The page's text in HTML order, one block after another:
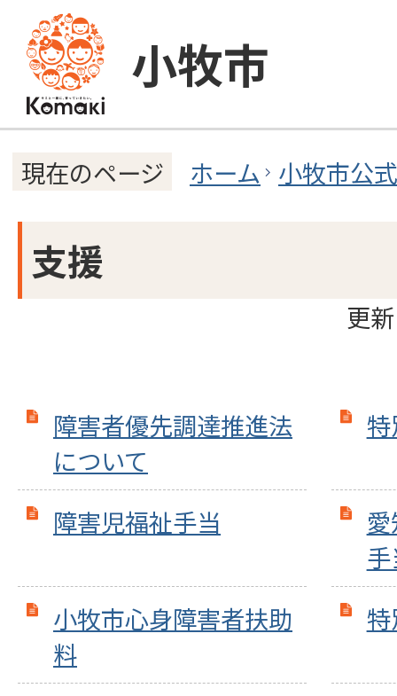
小牧市
現在のページ ホーム 小牧市公
支援
更
障害者優先調達推進法
について
障害児福祉手当
小牧市心身障害者扶助
料